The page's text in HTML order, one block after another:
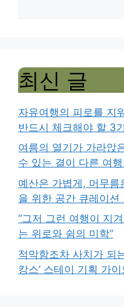
최신 글
자유여행의 피로를 지
반드시 체크해야 할 3
여름의 열기가 가라앉
수 있는 결이 다른 여
예산은 가볍게, 머무
을 위한 공간 큐레이션
“그저 그런 여행이 지
는 위로와 쉼의 미학”
적막함조차 사치가 되
캉스’ 스테이 기획 가이